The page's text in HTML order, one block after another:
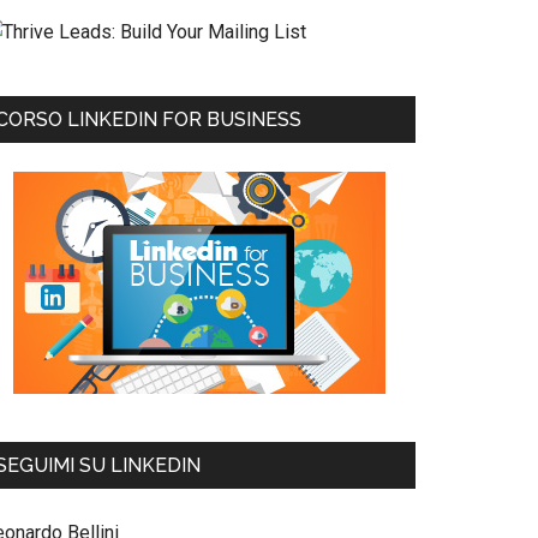
LINKEDIN FOR BUSINESS
SU LINKEDIN
Bellini